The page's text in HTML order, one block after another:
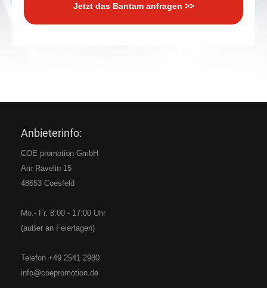
Jetzt das Bantam anfragen >>
Anbieterinfo:
COE promotion GmbH
Am Ravelin 15
48653 Coesfeld
Mo.- Fr. 8:00 - 17:00 Uhr
(außer an Feiertagen)
Telefon +49 2541 2980
info@coepromotion.de